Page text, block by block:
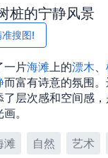
桩的宁静风景
搜图!
一片海滩上的漂木、
而富有诗意的氛围
了层次感和空间感
。
滩 自然 艺术